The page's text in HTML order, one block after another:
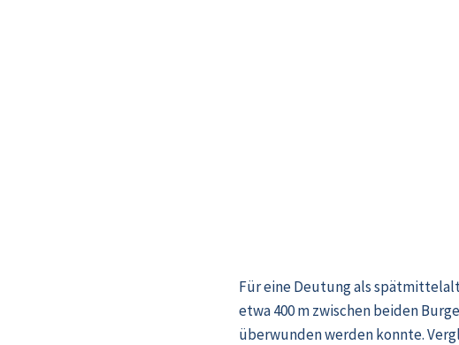
Für eine Deutung als
etwa 400 m zwischen beiden
überwunden werden konnte.